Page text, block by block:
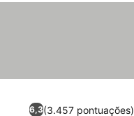
6,3(3.457 pontuações)